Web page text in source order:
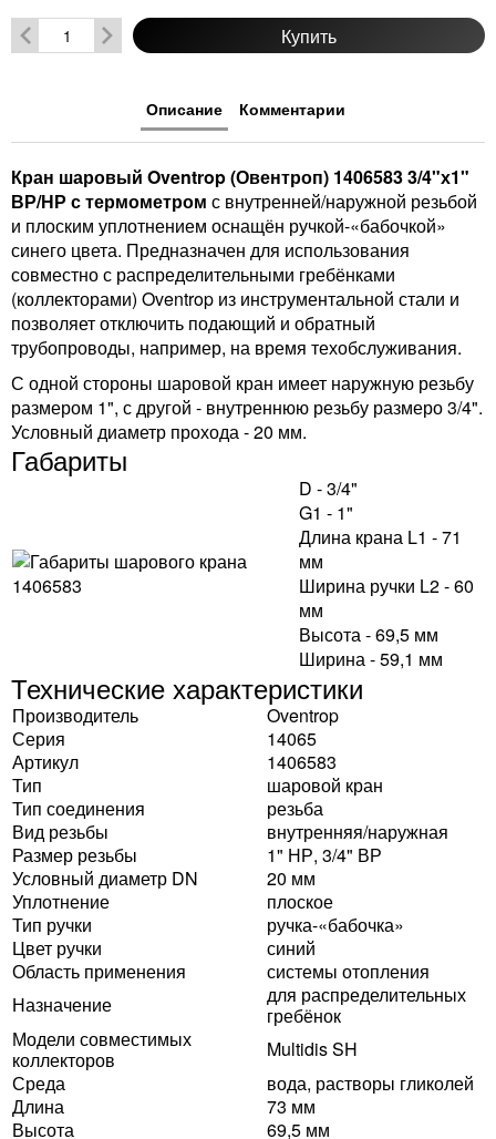
Купить
Описание Комментарии
Кран шаровый Oventrop (Овентроп) 1406583 3/4"х1"
ВР/НР с термометром с внутренней/наружной резьбой
и плоским уплотнением оснащён ручкой-«бабочкой»
синего цвета. Предназначен для использования
совместно с распределительными гребёнками
(коллекторами) Oventrop из инструментальной стали и
позволяет отключить подающий и обратный
трубопроводы, например, на время техобслуживания.
С одной стороны шаровой кран имеет наружную резьбу
размером 1", с другой - внутреннюю резьбу размеро 3/4".
Условный диаметр прохода - 20 мм.
Габариты
D - 3/4"
G1 - 1"
Длина крана L1 - 71
мм
Ширина ручки L2 - 60
мм
Высота - 69,5 мм
Ширина - 59,1 мм
Технические характеристики
Производитель
Oventrop
Серия
14065
Артикул
1406583
Тип
шаровой кран
Тип соединения
резьба
Вид резьбы
внутренняя/наружная
Размер резьбы
1" НР, 3/4" ВР
Условный диаметр DN
20 мм
Уплотнение
плоское
Тип ручки
ручка-«бабочка»
Цвет ручки
синий
Область применения
системы отопления
Назначение
для распределительных
гребёнок
Модели совместимых
коллекторов
Multidis SH
Среда
вода, растворы гликолей
Длина
73 мм
Высота
69,5 мм